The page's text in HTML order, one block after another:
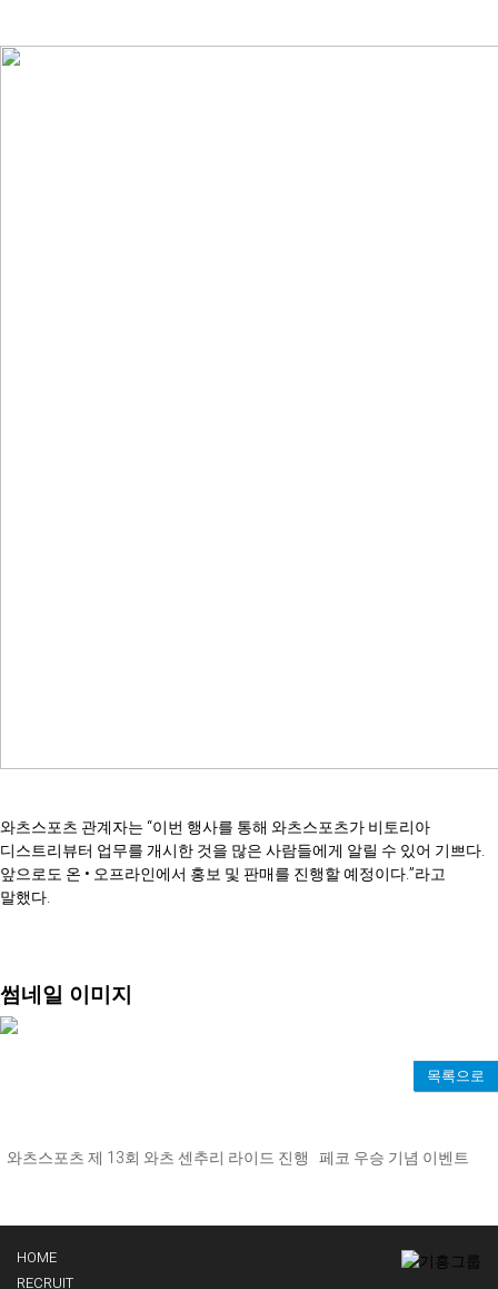
와츠스포츠 관계자는 “이번 행사를 통해 와츠스포츠가 비토리아
디스트리뷰터 업무를 개시한 것을 많은 사람들에게 알릴 수 있어 기쁘다.
앞으로도 온 • 오프라인에서 홍보 및 판매를 진행할 예정이다.”라고
말했다.
썸네일 이미지
목록으로
와츠스포츠 제 13회 와츠 센추리 라이드 진행 페코 우승 기념 이벤트
HOME
RECRUIT